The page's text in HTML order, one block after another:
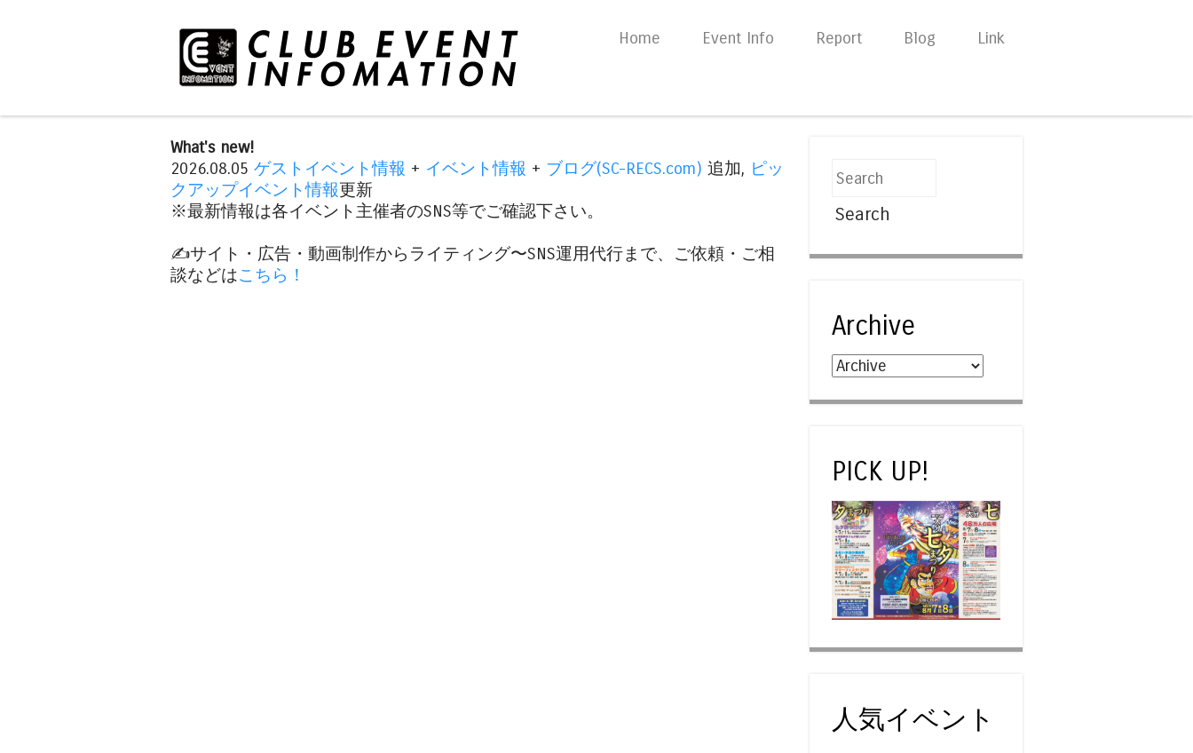
Skip to content
Home Event Info Report Blog Link
What's new!
2026.08.05 ゲストイベント情報 + イベント情報 + ブログ(SC-RECS.com) 追加, ピッ
クアップイベント情報更新
※最新情報は各イベント主催者のSNS等でご確認下さい。
✍️サイト・広告・動画制作からライティング〜SNS運用代行まで、ご依頼・ご相
談などはこちら！
Search
Archive
PICK UP!
人気イベント